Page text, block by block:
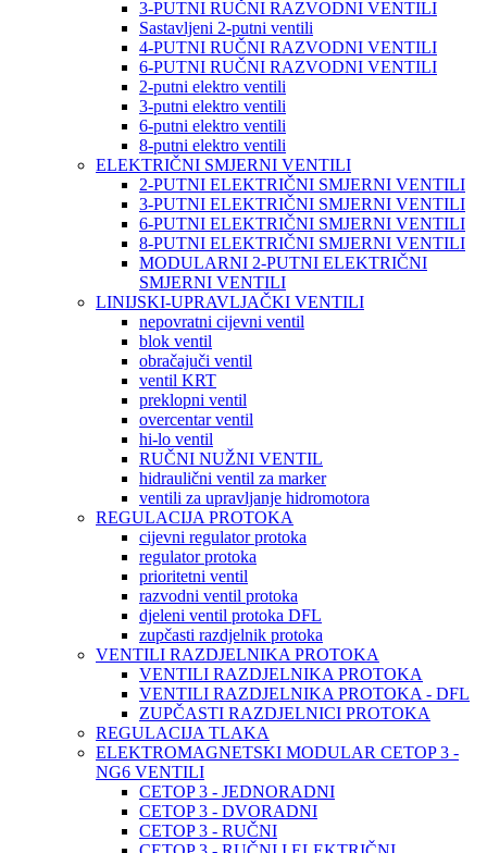
3-PUTNI RUČNI RAZVODNI VENTILI
Sastavljeni 2-putni ventili
4-PUTNI RUČNI RAZVODNI VENTILI
6-PUTNI RUČNI RAZVODNI VENTILI
2-putni elektro ventili
3-putni elektro ventili
6-putni elektro ventili
8-putni elektro ventili
ELEKTRIČNI SMJERNI VENTILI
2-PUTNI ELEKTRIČNI SMJERNI VENTILI
3-PUTNI ELEKTRIČNI SMJERNI VENTILI
6-PUTNI ELEKTRIČNI SMJERNI VENTILI
8-PUTNI ELEKTRIČNI SMJERNI VENTILI
MODULARNI 2-PUTNI ELEKTRIČNI
SMJERNI VENTILI
LINIJSKI-UPRAVLJAČKI VENTILI
nepovratni cijevni ventil
blok ventil
obračajuči ventil
ventil KRT
preklopni ventil
overcentar ventil
hi-lo ventil
RUČNI NUŽNI VENTIL
hidraulični ventil za marker
ventili za upravljanje hidromotora
REGULACIJA PROTOKA
cijevni regulator protoka
regulator protoka
prioritetni ventil
razvodni ventil protoka
djeleni ventil protoka DFL
zupčasti razdjelnik protoka
VENTILI RAZDJELNIKA PROTOKA
VENTILI RAZDJELNIKA PROTOKA
VENTILI RAZDJELNIKA PROTOKA - DFL
ZUPČASTI RAZDJELNICI PROTOKA
REGULACIJA TLAKA
ELEKTROMAGNETSKI MODULAR CETOP 3 -
NG6 VENTILI
CETOP 3 - JEDNORADNI
CETOP 3 - DVORADNI
CETOP 3 - RUČNI